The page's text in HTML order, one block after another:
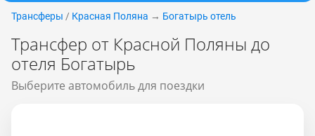
Трансферы / Красная Поляна → Богатырь отель
Трансфер от Красной Поляны до
отеля Богатырь
Выберите автомобиль для поездки